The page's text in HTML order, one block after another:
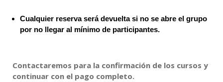
Cualquier reserva será devuelta si no se abre el grupo
por no llegar al mínimo de participantes.
Contactaremos para la confirmación de los cursos y
continuar con el pago completo.